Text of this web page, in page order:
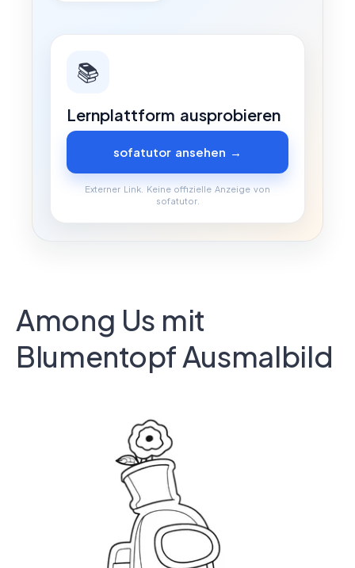
📚
Lernplattform ausprobieren
sofatutor ansehen →
Externer Link. Keine offizielle Anzeige von
sofatutor.
Among Us mit
Blumentopf Ausmalbild